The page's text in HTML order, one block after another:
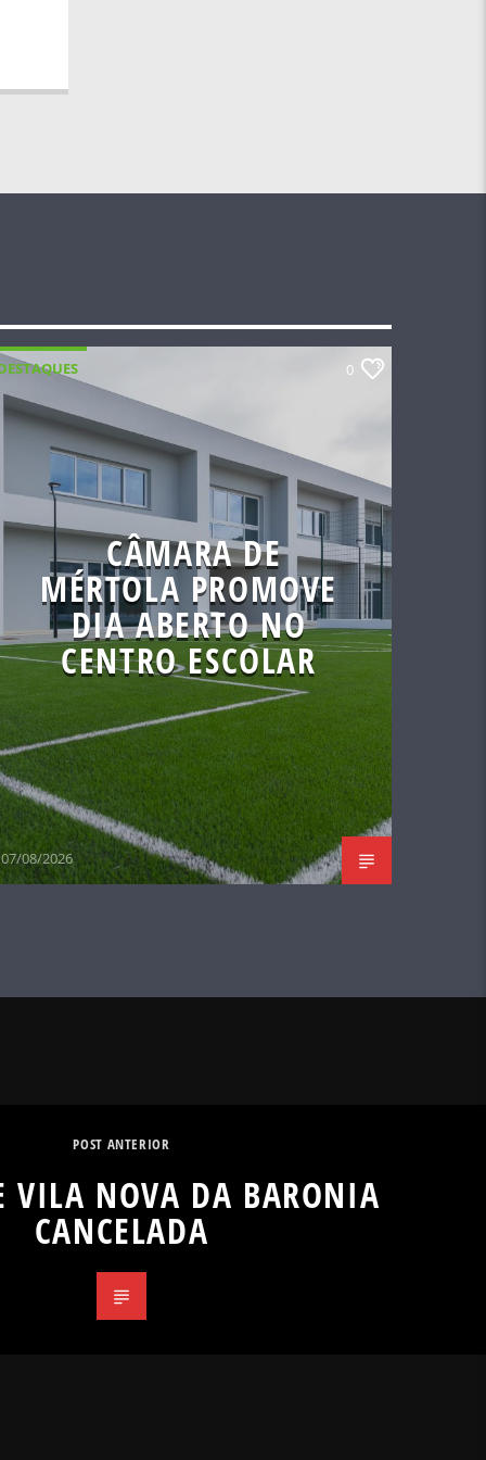
0
CÂMARA DE
MÉRTOLA PROMOVE
DIA ABERTO NO
CENTRO ESCOLAR
07/08/2026
POST ANTERIOR
VILA NOVA DA BARONIA
CANCELADA